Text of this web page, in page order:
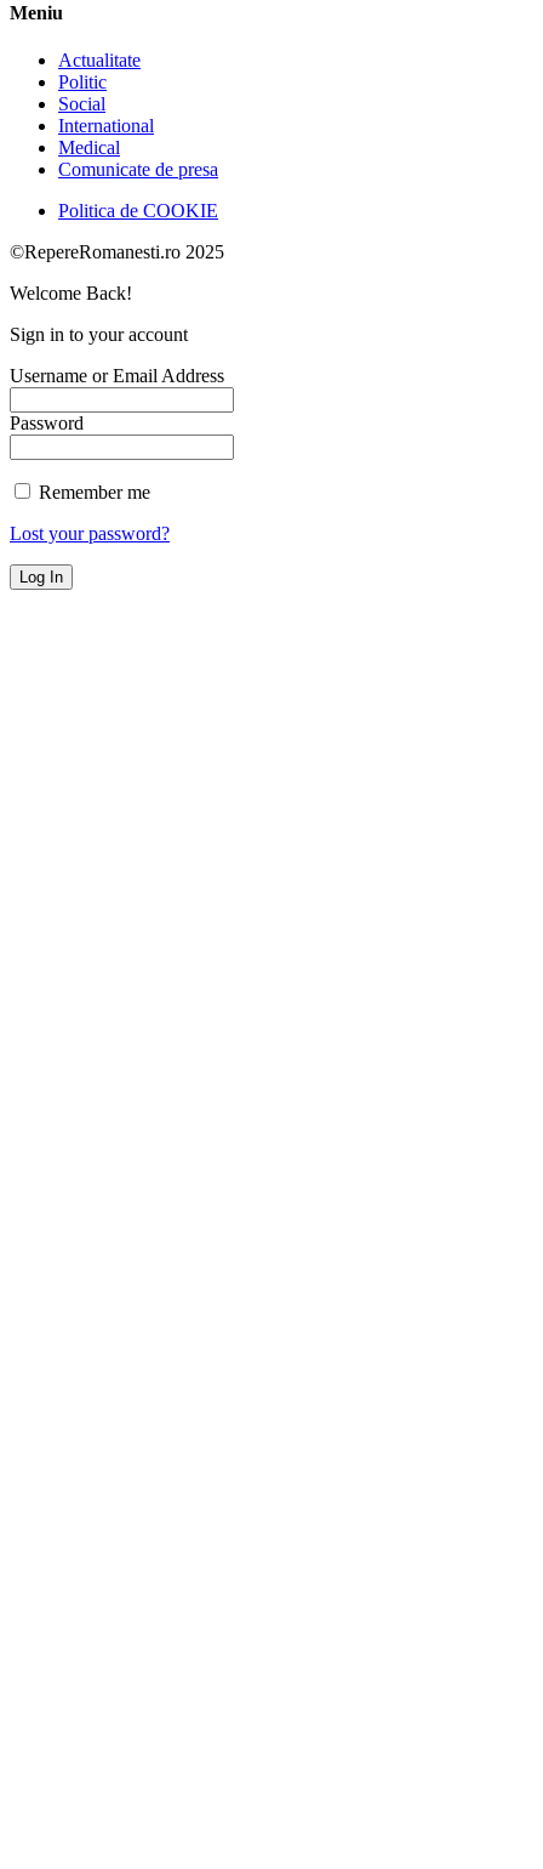
Meniu
Actualitate
Politic
Social
International
Medical
Comunicate de presa
Politica de COOKIE
©RepereRomanesti.ro 2025
Welcome Back!
Sign in to your account
Username or Email Address
Password
Remember me
Lost your password?